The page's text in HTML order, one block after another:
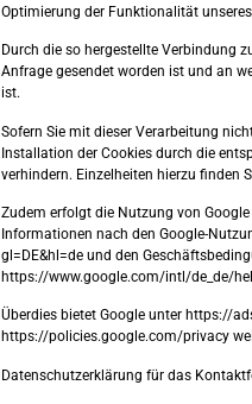
Optimierung der Funktionalität
Durch die so hergestellte Verbindung
Anfrage gesendet worden ist und an
ist.
Sofern Sie mit dieser Verarbeitung
Installation der Cookies durch die
verhindern. Einzelheiten hierzu finden
Zudem erfolgt die Nutzung von
Informationen nach den Google-
gl=DE&hl=de und den
https://www.google.com/intl/de_de/
Überdies bietet Google unter https://
https://policies.google.com/privacy
Datenschutzerklärung für das